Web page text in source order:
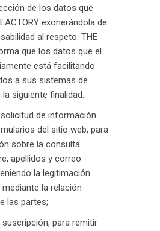
de los datos que
exonerándola de
al respeto. THE
que los datos que el
está facilitando
a sus sistemas de
siguiente finalidad:
de información
del sitio web, para
sobre la consulta
apellidos y correo
la legitimación
la relación
las partes;
suscripción, para remitir